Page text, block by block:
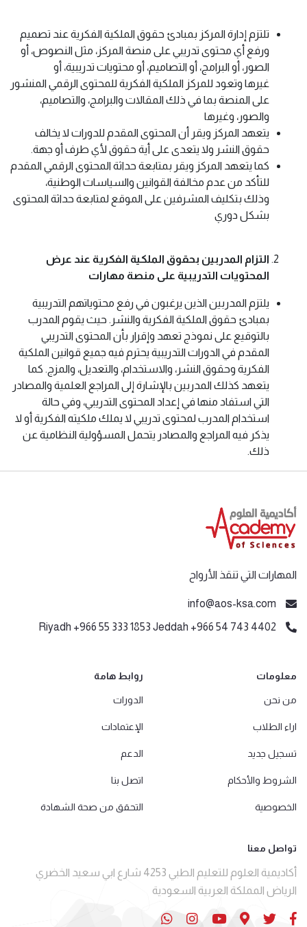
تلتزم إدارة المركز بمبادئ حقوق الملكية الفكرية عند تصميم
ورفع أي محتوى تدريبي على منصة المركز، مثل النصوص، أو
الصور، أو البرامج، أو التصاميم، أو محتويات تدريبية، أو
غيرها وتعود للمركز الملكية الفكرية للمحتوى الرقمي المنشور
على المنصة بما في ذلك المقالات والبرامج، والتصاميم،
والصور، وغيرها
يتعهد المركز ويقر أن المحتوى المقدم للدورات لا يخالف
حقوق النشر ولا يتعدى على أية حقوق لأي طرف أو جهة.
كما يتعهد المركز ويقر بمتابعة حداثة المحتوى الرقمي المقدم
للتأكد من عدم مخالفة القوانين والسياسات الوطنية،
وذلك بتكليف المشرفين على الموقع لمتابعة حداثة المحتوى
بشكل دوري
التزام المدربين بحقوق الملكية الفكرية عند عرض
المحتويات التدريبية على منصة مهارات
يلتزم المدربين الذين يرغبون في رفع محتوياتهم التدريبية
بمبادئ حقوق الملكية الفكرية والنشر. حيث يقوم المدرب
بالتوقيع على نموذج تعهد وإقرار بأن المحتوى التدريبي
المقدم في الدورات التدريبية يحترم فيه جميع قوانين الملكية
الفكرية وحقوق النشر، والاستخدام، والتعديل، والمزج. كما
يتعهد كذلك المدربين بالإشارة إلى المراجع العلمية والمصادر
التي استفاد منها في إعداد المحتوى التدريبي، وفي حالة
استخدام المدرب لمحتوى تدريبي لا يملك ملكيته الفكرية أو لا
يذكر فيه المراجع والمصادر يتحمل المسؤولية النظامية عن
ذلك.
المهارات التي تنقذ الأرواح
info@aos-ksa.com
Riyadh +966 55 333 1853 Jeddah +966 54 743 4402
معلومات
من نحن
اراء الطلاب
تسجيل جديد
الشروط والأحكام
الخصوصية
روابط هامة
الدورات
الإعتمادات
الدعم
اتصل بنا
التحقق من صحة الشهادة
تواصل معنا
أكاديمية العلوم للتعليم الطبي 4253 شارع ابي سعيد الخضري
الرياض المملكة العربية السعودية